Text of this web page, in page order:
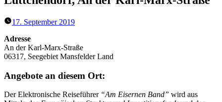
17. September 2019
Adresse
An der Karl-Marx-Straße
06317, Seegebiet Mansfelder Land
Angebote an diesem Ort:
Der Elektronische Reiseführer “Am Eisernen Band” wird aus